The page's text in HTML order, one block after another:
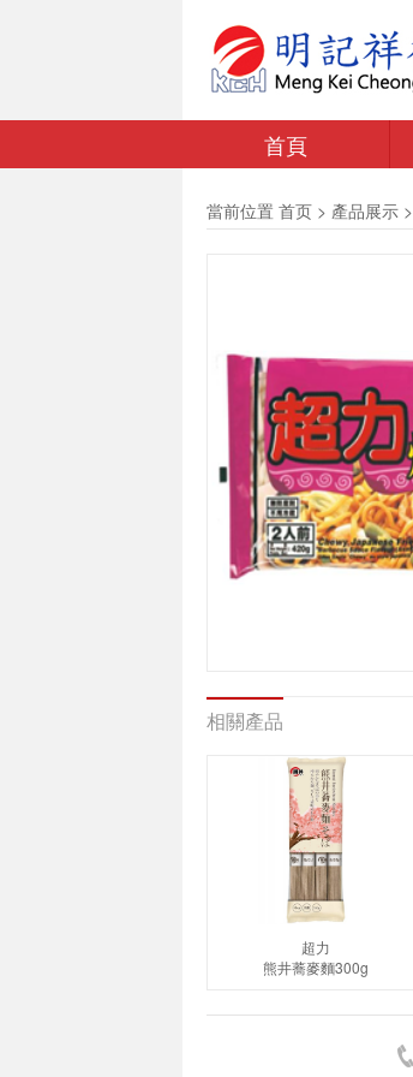
首頁
當前位置 首页 > 產品展示 >
相關產品
超力
熊井蕎麥麵300g